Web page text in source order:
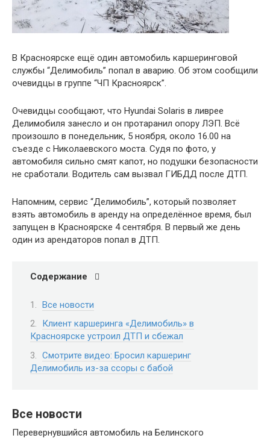
В Красноярске ещё один автомобиль каршеринговой
службы “Делимобиль” попал в аварию. Об этом сообщили
очевидцы в группе “ЧП Красноярск”.
Очевидцы сообщают, что Hyundai Solaris в ливрее
Делимобиля занесло и он протаранил опору ЛЭП. Всё
произошло в понедельник, 5 ноября, около 16.00 на
съезде с Николаевского моста. Судя по фото, у
автомобиля сильно смят капот, но подушки безопасности
не сработали. Водитель сам вызвал ГИБДД после ДТП.
Напомним, сервис “Делимобиль”, который позволяет
взять автомобиль в аренду на определённое время, был
запущен в Красноярске 4 сентября. В первый же день
один из арендаторов попал в ДТП.
Содержание
Все новости
Клиент каршеринга «Делимобиль» в
Красноярске устроил ДТП и сбежал
Смотрите видео: Бросил каршеринг
Делимобиль из-за ссоры с бабой
Все новости
Перевернувшийся автомобиль на Белинского